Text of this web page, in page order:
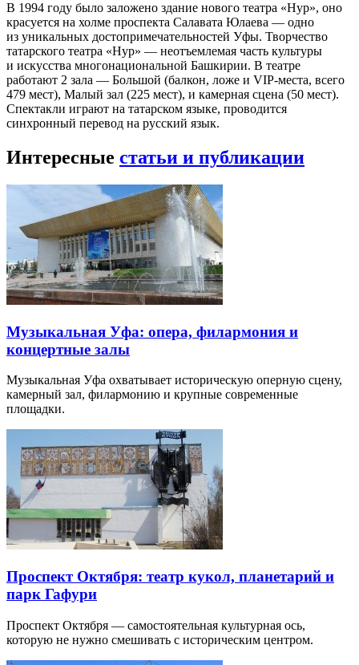
В 1994 году было заложено здание нового театра «Нур», оно
красуется на холме проспекта Салавата Юлаева — одно
из уникальных достопримечательностей Уфы. Творчество
татарского театра «Нур» — неотъемлемая часть культуры
и искусства многонациональной Башкирии. В театре
работают 2 зала — Большой (балкон, ложе и VIP-места, всего
479 мест), Малый зал (225 мест), и камерная сцена (50 мест).
Спектакли играют на татарском языке, проводится
синхронный перевод на русский язык.
Интересные статьи и публикации
Музыкальная Уфа: опера, филармония и
концертные залы
Музыкальная Уфа охватывает историческую оперную сцену,
камерный зал, филармонию и крупные современные
площадки.
Проспект Октября: театр кукол, планетарий и
парк Гафури
Проспект Октября — самостоятельная культурная ось,
которую не нужно смешивать с историческим центром.